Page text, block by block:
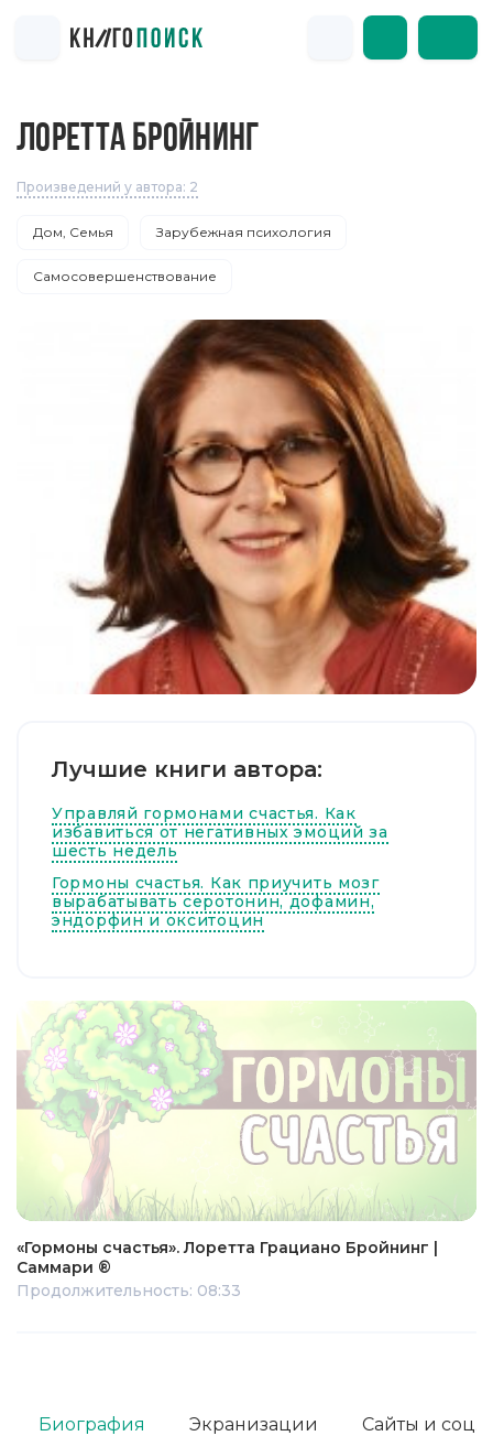
ЛОРЕТТА БРОЙНИНГ
Произведений у автора: 2
Дом, Семья Зарубежная психология
Самосовершенствование
Лучшие книги автора:
Управляй гормонами счастья. Как
избавиться от негативных эмоций за
шесть недель
Гормоны счастья. Как приучить мозг
вырабатывать серотонин, дофамин,
эндорфин и окситоцин
«Гормоны счастья». Лоретта Грациано Бройнинг |
Саммари ®
Продолжительность: 08:33
Биография Экранизации Сайты и соц.